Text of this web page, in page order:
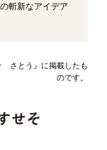
斬新なアイデア
さとう』に掲載したも
のです。